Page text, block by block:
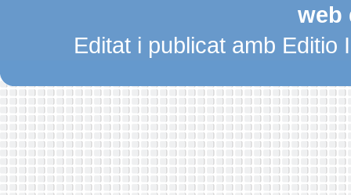
web
Editat i publicat amb Editio